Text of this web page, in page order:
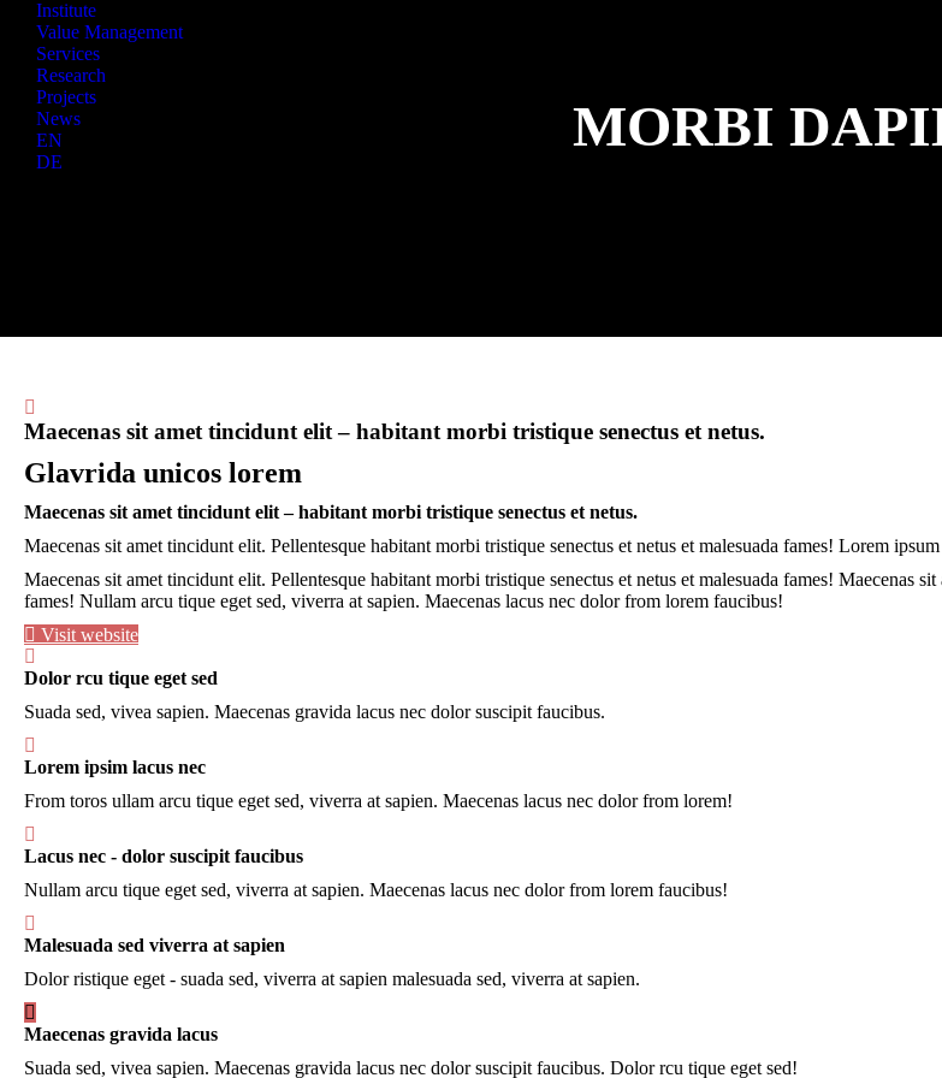
Institute
Value Management
Services
Research
Projects
News
EN
DE
MORBI
Maecenas sit amet tincidunt elit – habitant morbi tristique senectus et netus.
Glavrida unicos lorem
Maecenas sit amet tincidunt elit – habitant morbi tristique senectus et netus.
Maecenas sit amet tincidunt elit. Pellentesque habitant morbi tristique senectus et netus et malesuada fames! Lorem
Maecenas sit amet tincidunt elit. Pellentesque habitant morbi tristique senectus et netus et malesuada fames! Maecenas
fames! Nullam arcu tique eget sed, viverra at sapien. Maecenas lacus nec dolor from lorem faucibus!
Visit website
Dolor rcu tique eget sed
Suada sed, vivea sapien. Maecenas gravida lacus nec dolor suscipit faucibus.
Lorem ipsim lacus nec
From toros ullam arcu tique eget sed, viverra at sapien. Maecenas lacus nec dolor from lorem!
Lacus nec - dolor suscipit faucibus
Nullam arcu tique eget sed, viverra at sapien. Maecenas lacus nec dolor from lorem faucibus!
Malesuada sed viverra at sapien
Dolor ristique eget - suada sed, viverra at sapien malesuada sed, viverra at sapien.
Maecenas gravida lacus
Suada sed, vivea sapien. Maecenas gravida lacus nec dolor suscipit faucibus. Dolor rcu tique eget sed!